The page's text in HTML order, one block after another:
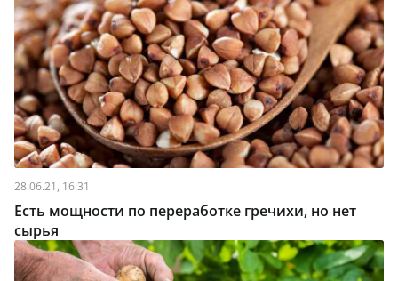
28.06.21, 16:31
Есть мощности по переработке гречихи, но нет
сырья